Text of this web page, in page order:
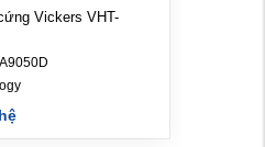
Vickers VHT-